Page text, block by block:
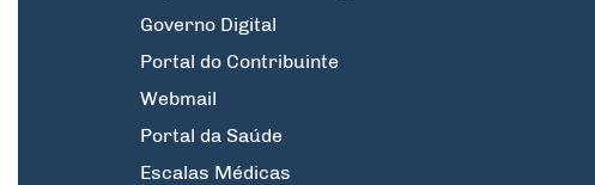
Governo Digital
Portal do Contribuinte
Webmail
Portal da Saúde
Escalas Médicas